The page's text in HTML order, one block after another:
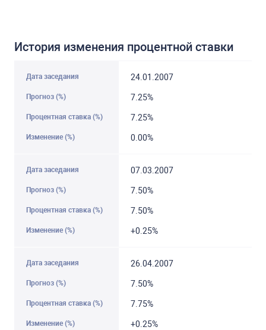
История изменения процентной ставки
24.01.2007
7.25%
7.25%
0.00%
07.03.2007
7.50%
7.50%
+0.25%
26.04.2007
7.50%
7.75%
+0.25%